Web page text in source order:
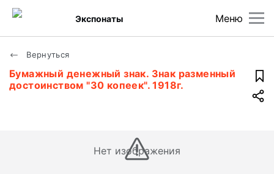
Меню
Экспонаты
Вернуться
Бумажный денежный знак. Знак разменный
достоинством "30 копеек". 1918г.
Нет изображения